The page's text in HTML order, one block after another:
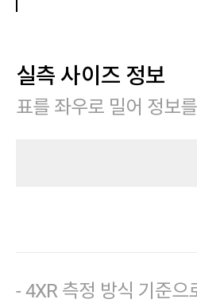
실측 사이즈 정보
표를 좌우로 밀어 정보
- 4XR 측정 방식 기준으